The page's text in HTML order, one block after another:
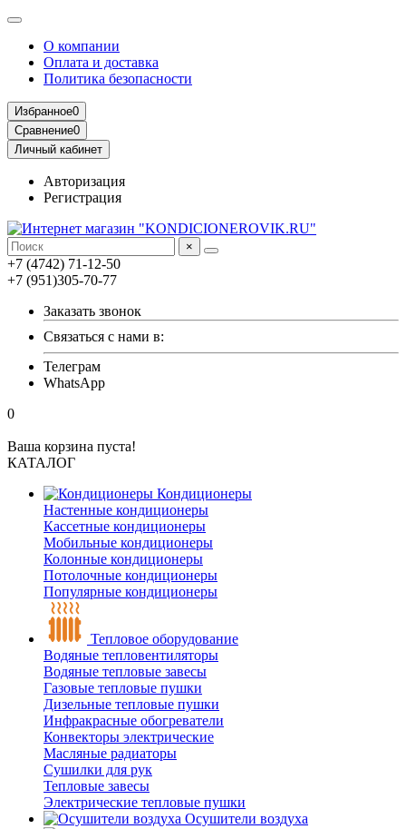
О компании
Оплата и доставка
Политика безопасности
Избранное0
Сравнение0
Личный кабинет
Авторизация
Регистрация
×
+7 (4742) 71-12-50
+7 (951)305-70-77
Заказать звонок
Связаться с нами в:
Телеграм
WhatsApp
0
Ваша корзина пуста!
КАТАЛОГ
Кондиционеры
Настенные кондиционеры
Кассетные кондиционеры
Мобильные кондиционеры
Колонные кондиционеры
Потолочные кондиционеры
Популярные кондиционеры
Тепловое оборудование
Водяные тепловентиляторы
Водяные тепловые завесы
Газовые тепловые пушки
Дизельные тепловые пушки
Инфракрасные обогреватели
Конвекторы электрические
Масляные радиаторы
Сушилки для рук
Тепловые завесы
Электрические тепловые пушки
Осушители воздуха